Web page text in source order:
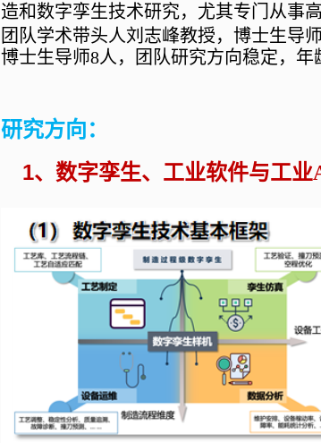
造和数字孪生技术研究，尤其专门从事
团队学术带头人刘志峰教授，博士生导
博士生导师8人，团队研究方向稳定，年
研究方向：
1、数字孪生、工业软件与工业